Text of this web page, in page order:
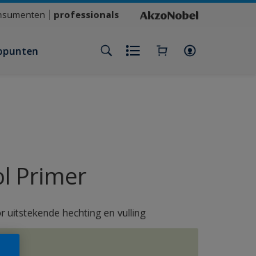
professionals
Primer
uitstekende hechting en vulling